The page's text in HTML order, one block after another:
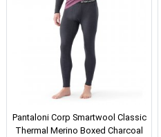
Pantaloni Corp Smartwool Classic
Thermal Merino Boxed Charcoal